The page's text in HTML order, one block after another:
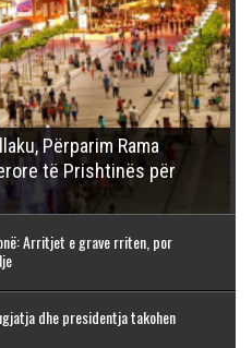
Përparim Rama
të Prishtinës për
Arritjet e grave rriten, por
dhe presidentja takohen